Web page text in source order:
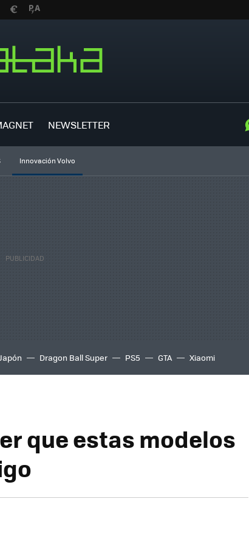
NEWSLETTER
Innovación Volvo
Dragon Ball Super PS5 GTA Xiaomi
que estas modelos